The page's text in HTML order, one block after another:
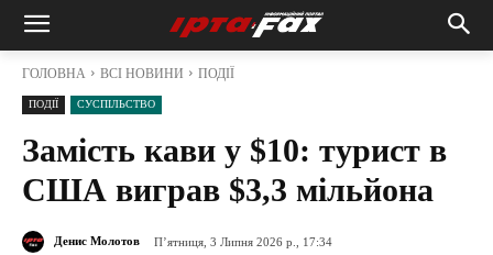
ГОЛОВНА ВСІ НОВИНИ ПОДІЇ
ПОДІЇ СУСПІЛЬСТВО
Замість кави у $10: турист в
США виграв $3,3 мільйона
Денис Молотов П’ятниця, 3 Липня 2026 р., 17:34